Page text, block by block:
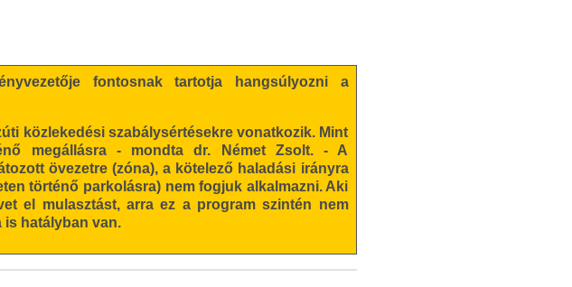
fontosnak tartotja hangsúlyozni a
közlekedési szabálysértésekre vonatkozik. Mint
megállásra - mondta dr. Német Zsolt. - A
övezetre (zóna), a kötelező haladási irányra
történő parkolásra) nem fogjuk alkalmazni. Aki
el mulasztást, arra ez a program szintén nem
hatályban van.